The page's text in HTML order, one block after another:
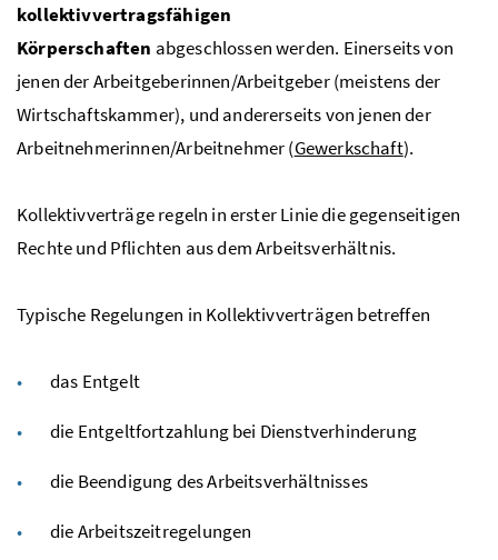
kollektivvertragsfähigen
Körperschaften abgeschlossen werden. Einerseits von
jenen der Arbeitgeberinnen/Arbeitgeber (meistens der
Wirtschaftskammer), und andererseits von jenen der
Arbeitnehmerinnen/Arbeitnehmer (Gewerkschaft).
Kollektivverträge regeln in erster Linie die gegenseitigen
Rechte und Pflichten aus dem Arbeitsverhältnis.
Typische Regelungen in Kollektivverträgen betreffen
das Entgelt
die Entgeltfortzahlung bei Dienstverhinderung
die Beendigung des Arbeitsverhältnisses
die Arbeitszeitregelungen